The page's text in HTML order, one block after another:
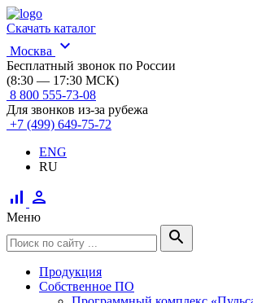
Скачать каталог
Москва
expand_more
Бесплатный звонок по России
(8:30 — 17:30 МСК)
8 800 555-73-08
Для звонков из-за рубежа
+7 (499) 649-75-72
ENG
RU
signal_cellular_alt person
Меню
search
Продукция
Собственное ПО